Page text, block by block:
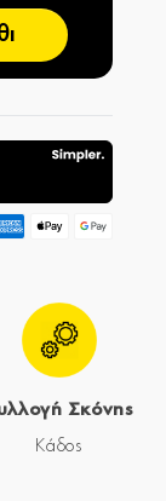
Σκόνης
Κάδος